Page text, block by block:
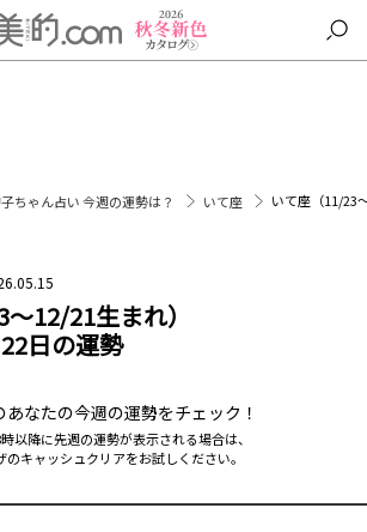
ちゃん占い 今週の運勢は？ いて座 いて座（11/23
12/21生まれ）
日の運勢
あなたの今週の運勢をチェック！
以降に先週の運勢が表示される場合は、
のキャッシュクリアをお試しください。